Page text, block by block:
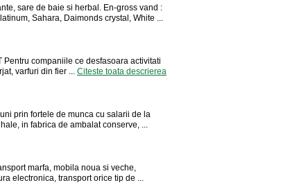
sare de baie si herbal. En-gross vand :
Sahara, Daimonds crystal, White ...
Pentru companiile ce desfasoara activitati
varfuri din fier ... Citeste toata descrierea
prin fortele de munca cu salarii de la
in fabrica de ambalat conserve, ...
marfa, mobila noua si veche,
electronica, transport orice tip de ...